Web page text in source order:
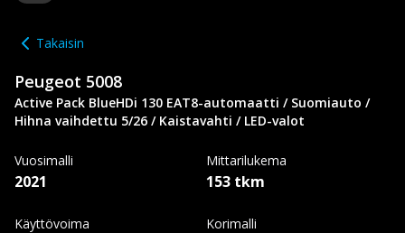
Takaisin
Peugeot 5008
Active Pack BlueHDi 130 EAT8-automaatti / Suomiauto /
Hihna vaihdettu 5/26 / Kaistavahti / LED-valot
Vuosimalli
2021
Mittarilukema
153 tkm
Käyttövoima Korimalli